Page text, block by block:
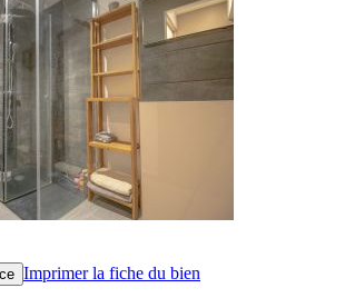
Imprimer la fiche du bien